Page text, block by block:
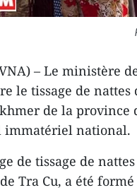
– Le ministère
le tissage de
de la province
immatériel national.
de tissage de
Tra Cu, a été